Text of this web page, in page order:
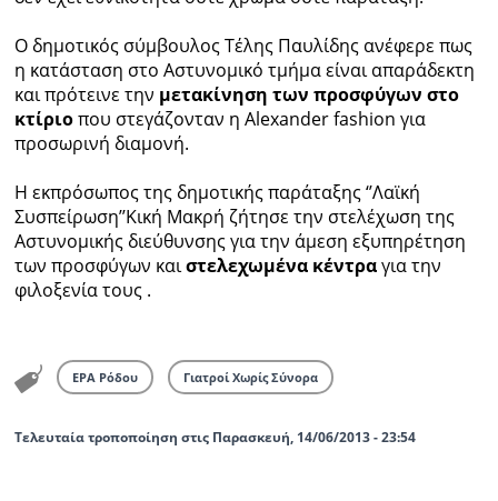
Ο δημοτικός σύμβουλος Τέλης Παυλίδης ανέφερε πως
η κατάσταση στο Αστυνομικό τμήμα είναι απαράδεκτη
και πρότεινε την μετακίνηση των προσφύγων στο
κτίριοπου στεγάζονταν η Alexander fashion για
προσωρινή διαμονή.
Η εκπρόσωπος της δημοτικής παράταξης ‘’Λαϊκή
Συσπείρωση’’Κική Μακρή ζήτησε την στελέχωση της
Αστυνομικής διεύθυνσης για την άμεση εξυπηρέτηση
των προσφύγων καιστελεχωμένα κέντραγια την
φιλοξενία τους .
ΕΡΑ Ρόδου Γιατροί Χωρίς Σύνορα
Τελευταία τροποποίηση στις Παρασκευή, 14/06/2013 - 23:54